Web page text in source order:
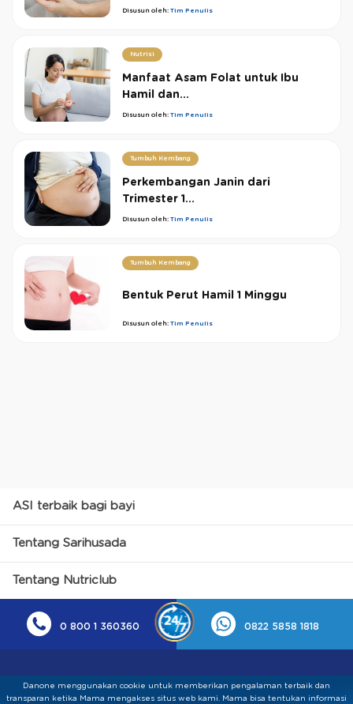
Disusun oleh: Tim Penulis
Nutrisi
Manfaat Asam Folat untuk Ibu
Hamil dan...
Disusun oleh: Tim Penulis
Tumbuh Kembang
Perkembangan Janin dari
Trimester 1...
Disusun oleh: Tim Penulis
Tumbuh Kembang
Bentuk Perut Hamil 1 Minggu
Disusun oleh: Tim Penulis
ASI terbaik bagi bayi
Tentang Sarihusada
Tentang Nutriclub
0 800 1 360360 0822 5858 1818
Danone menggunakan cookie untuk memberikan pengalaman terbaik dan
transparan ketika Mama mengakses situs web kami. Mama bisa tentukan informasi